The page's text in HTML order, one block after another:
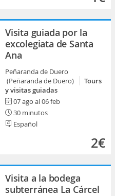
Visita guiada por la
excolegiata de Santa
Ana
Peñaranda de Duero
(Peñaranda de Duero)
Tours
y visitas guiadas
07 ago al 06 feb
30 minutos
Español
2€
Visita a la bodega
subterránea La Cárcel